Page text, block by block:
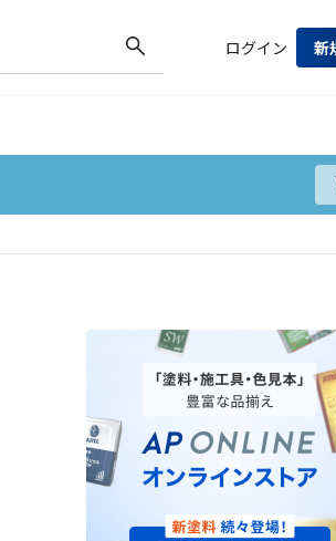
ログイン 新